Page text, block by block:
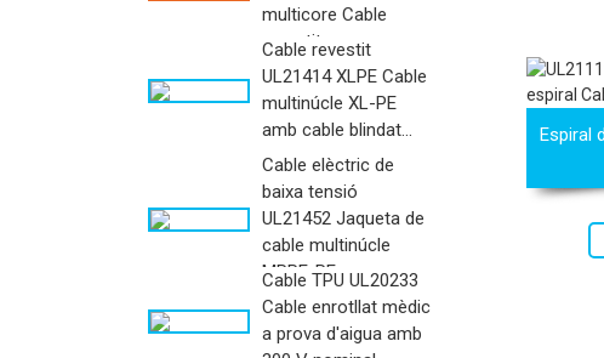
multicore Cable
revestit...
Cable revestit
UL21414 XLPE Cable
multinúcle XL-PE
amb cable blindat...
Cable elèctric de
baixa tensió
UL21452 Jaqueta de
cable multinúcle
MPPE-PE...
Cable TPU UL20233
Cable enrotllat mèdic
a prova d'aigua amb
Espiral